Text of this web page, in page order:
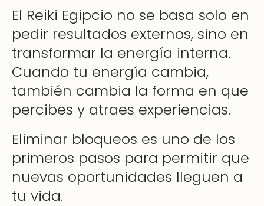
El Reiki Egipcio no se basa solo en
pedir resultados externos, sino en
transformar la energía interna.
Cuando tu energía cambia,
también cambia la forma en que
percibes y atraes experiencias.
Eliminar bloqueos es uno de los
primeros pasos para permitir que
nuevas oportunidades lleguen a
tu vida.